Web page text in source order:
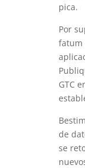
pica.
Por
fatum
GTC
de
se